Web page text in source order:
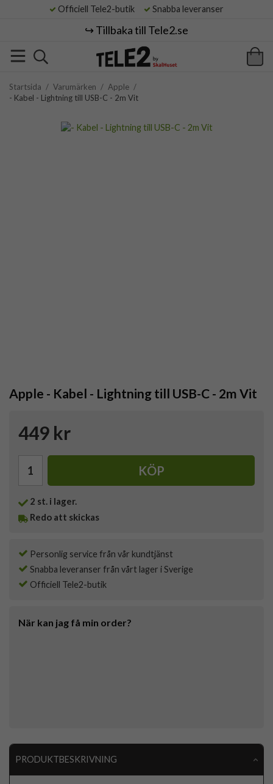
Officiell Tele2-butik Snabba leveranser
↪️ Tillbaka till Tele2.se
Startsida / Varumärken / Apple /
- Kabel - Lightning till USB-C - 2m Vit
Apple - Kabel - Lightning till USB-C - 2m Vit
449 kr
KÖP
2 st. i lager.
Redo att skickas
Personlig service från vår kundtjänst
Snabba leveranser från vårt lager i Sverige
Officiell Tele2-butik
När kan jag få min order?
PRODUKTBESKRIVNING